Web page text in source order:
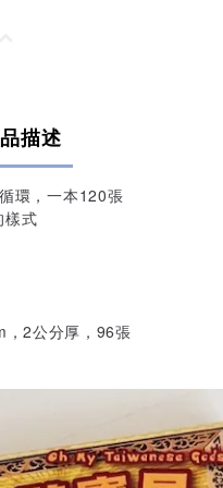
描述
環，一本120張
樣式
，2公分厚，96張